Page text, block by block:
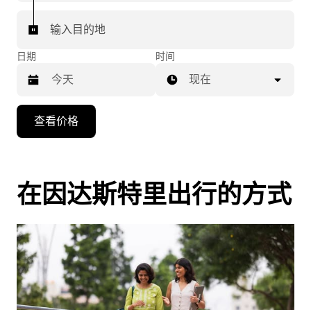
输入目的地
日期
向
头
键
浏
览
日
历
并
时间
现在
查看价格
在因达斯特里出行的方式